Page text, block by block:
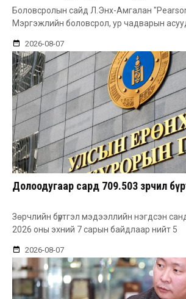
Боловсролын сайд Л.Энх-Амгалан
Мэргэжлийн боловсрол, ур чадварын
2026-08-07
Долоодугаар сард 709.503 зөрчил
Зөрчлийн бүртгэл мэдээллийн нэгдсэн
2026 оны эхний 7 сарын байдлаар нийт 5
2026-08-07